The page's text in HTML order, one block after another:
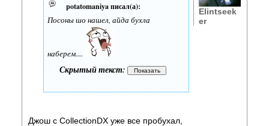
potatomaniya писал(а):
Посоны шо нашел, айда бухла
наберем....
Скрытый текст:
Джош с CollectionDX уже все пробухал,
Elintseek
er